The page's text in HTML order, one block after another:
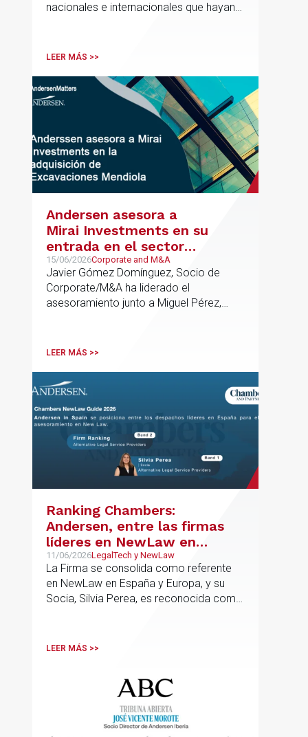
nacionales e internacionales que hayan
innovación o la equidad educativa
LEER MÁS >>
Andersen asesora a
Mirai Investments en su
entrada en el sector
medioambiental con la
adquisición de la
vasca Excavaciones
Mendiola
15/06/2026Corporate and M&A
Javier Gómez Domínguez, Socio de
Corporate/M&A ha liderado el
asesoramiento junto a Miguel Pérez,
LEER MÁS >>
Ranking Chambers:
Andersen, entre las firmas
líderes en NewLaw en
España y Europa
11/06/2026LegalTech y NewLaw
La Firma se consolida como referente
en NewLaw en España y Europa, y su
Socia, Silvia Perea, es reconocida como
LEER MÁS >>